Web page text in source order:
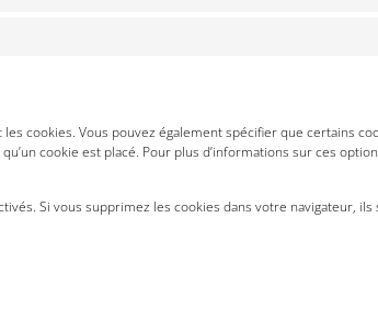
cookies. Vous pouvez également spécifier que certains
cookie est placé. Pour plus d’informations sur ces
Si vous supprimez les cookies dans votre navigateur,